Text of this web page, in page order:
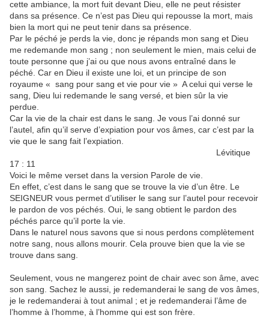
cette ambiance, la mort fuit devant Dieu, elle ne peut résister
dans sa présence. Ce n’est pas Dieu qui repousse la mort, mais
bien la mort qui ne peut tenir dans sa présence.
Par le péché je perds la vie, donc je répands mon sang et Dieu
me redemande mon sang ; non seulement le mien, mais celui de
toute personne que j’ai ou que nous avons entraîné dans le
péché. Car en Dieu il existe une loi, et un principe de son
royaume « sang pour sang et vie pour vie » A celui qui verse le
sang, Dieu lui redemande le sang versé, et bien sûr la vie
perdue.
Car la vie de la chair est dans le sang. Je vous l’ai donné sur
l’autel, afin qu’il serve d’expiation pour vos âmes, car c’est par la
vie que le sang fait l’expiation.
Lévitique
17 : 11
Voici le même verset dans la version Parole de vie.
En effet, c’est dans le sang que se trouve la vie d’un être. Le
SEIGNEUR vous permet d’utiliser le sang sur l’autel pour recevoir
le pardon de vos péchés. Oui, le sang obtient le pardon des
péchés parce qu’il porte la vie.
Dans le naturel nous savons que si nous perdons complètement
notre sang, nous allons mourir. Cela prouve bien que la vie se
trouve dans sang.
Seulement, vous ne mangerez point de chair avec son âme, avec
son sang. Sachez le aussi, je redemanderai le sang de vos âmes,
je le redemanderai à tout animal ; et je redemanderai l’âme de
l’homme à l’homme, à l’homme qui est son frère.